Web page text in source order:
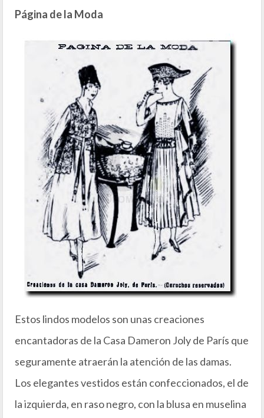
Página de la Moda
Estos lindos modelos son unas creaciones
encantadoras de la Casa Dameron Joly de París que
seguramente atraerán la atención de las damas.
Los elegantes vestidos están confeccionados, el de
la izquierda, en raso negro, con la blusa en muselina